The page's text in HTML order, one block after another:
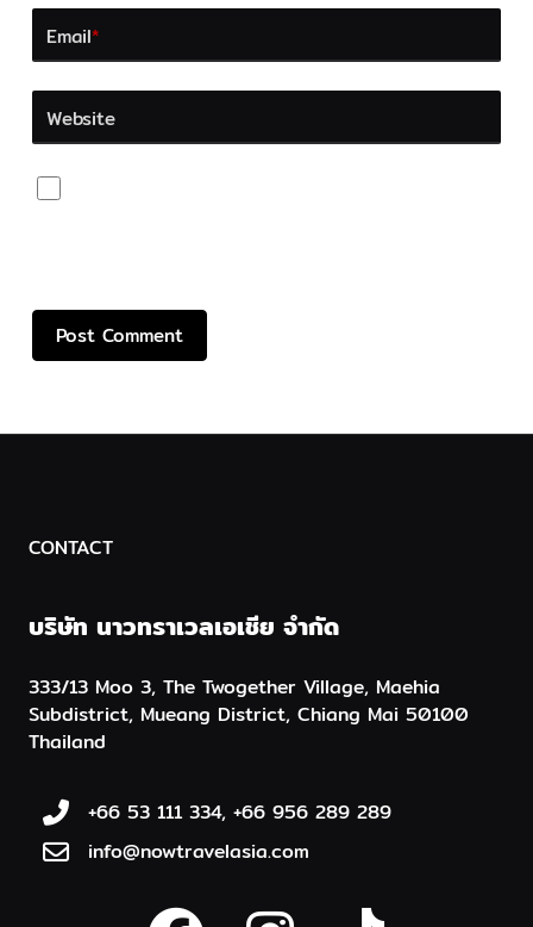
Email*
Website
CONTACT
บริษัท นาวทราเวลเอเชีย จำกัด
333/13 Moo 3, The Twogether Village, Maehia
Subdistrict, Mueang District, Chiang Mai 50100
Thailand
+66 53 111 334, +66 956 289 289
info@nowtravelasia.com